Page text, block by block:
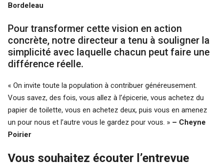
Bordeleau
Pour transformer cette vision en action
concrète, notre directeur a tenu à souligner la
simplicité avec laquelle chacun peut faire une
différence réelle.
« On invite toute la population à contribuer généreusement.
Vous savez, des fois, vous allez à l’épicerie, vous achetez du
papier de toilette, vous en achetez deux, puis vous en amenez
un pour nous et l’autre vous le gardez pour vous. » – Cheyne
Poirier
Vous souhaitez écouter l’entrevue